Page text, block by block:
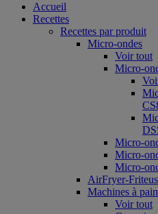
Accueil
Recettes
Recettes par produit
Micro-ondes
Voir tout
Micro-
Micro-
Micro-
Micro-
AirFryer-
Machines à pain
Voir tout